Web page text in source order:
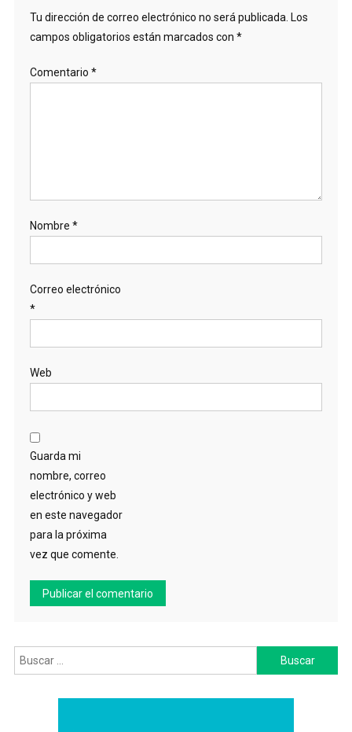
Tu dirección de correo electrónico no será publicada. Los
campos obligatorios están marcados con *
Comentario *
Nombre *
Correo electrónico
*
Web
Guarda mi
nombre, correo
electrónico y web
en este navegador
para la próxima
vez que comente.
Buscar: